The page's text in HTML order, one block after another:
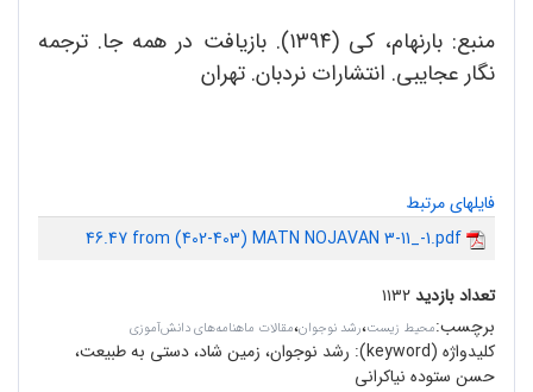
منبع: بارنهام، کی (۱۳۹۴). بازیافت در همه جا. ترجمه
نگار عجایبی. انتشارات نردبان. تهران
فایلهای مرتبط
46.47 from (402-403) MATN NOJAVAN 3-11_-1.pdf
تعداد بازدید۱۱۳۲
برچسب:محیط زیست،رشد نوجوان،مقالات ماهنامه‌های دانش‌آموزی
کلیدواژه (keyword):
رشد نوجوان، زمین شاد، دستی به طبیعت،
حسن ستوده نیاکرانی